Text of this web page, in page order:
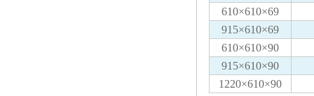
610×610×69
915×610×69
610×610×90
915×610×90
1220×610×90